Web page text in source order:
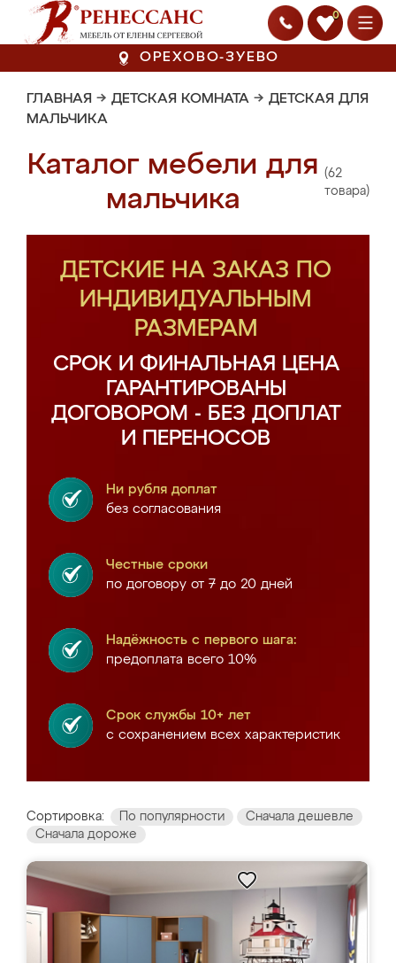
0
ОРЕХОВО-ЗУЕВО
ГЛАВНАЯ → ДЕТСКАЯ КОМНАТА → ДЕТСКАЯ ДЛЯ
МАЛЬЧИКА
Каталог мебели для
мальчика
(62
товара)
ДЕТСКИЕ НА ЗАКАЗ ПО
ИНДИВИДУАЛЬНЫМ
РАЗМЕРАМ
СРОК И ФИНАЛЬНАЯ ЦЕНА
ГАРАНТИРОВАНЫ
ДОГОВОРОМ - БЕЗ ДОПЛАТ
И ПЕРЕНОСОВ
Ни рубля доплат
без согласования
Честные сроки
по договору от 7 до 20 дней
Надёжность с первого шага:
предоплата всего 10%
Срок службы 10+ лет
с сохранением всех характеристик
Сортировка: По популярности
Сначала дешевле
Сначала дороже